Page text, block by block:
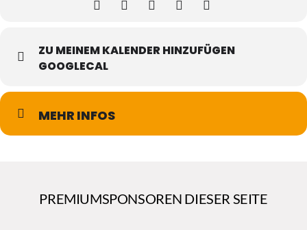
ZU MEINEM KALENDER HINZUFÜGEN
GOOGLECAL
MEHR INFOS
PREMIUMSPONSOREN DIESER SEITE